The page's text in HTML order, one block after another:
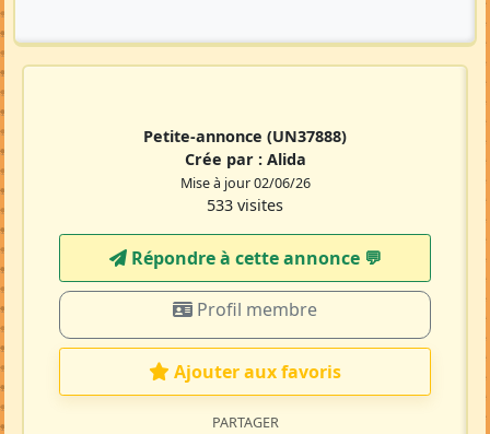
Petite-annonce (UN37888)
Crée par : Alida
Mise à jour 02/06/26
533 visites
Répondre à cette annonce 💬​
Profil membre
Ajouter aux favoris
PARTAGER